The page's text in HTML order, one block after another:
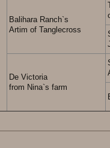
Balihara Ranch`s
Artim of Tanglecross
De Victoria
from Nina`s farm